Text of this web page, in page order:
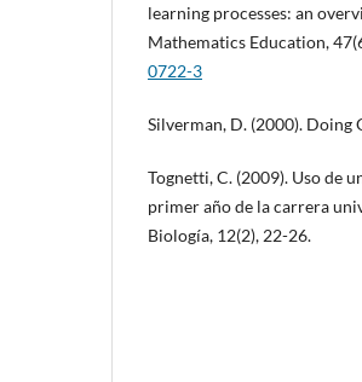
learning processes: an
Mathematics Education,
0722-3
Silverman, D. (2000). Doing
Tognetti, C. (2009). Uso de
primer año de la carrera
Biología, 12(2), 22-26.